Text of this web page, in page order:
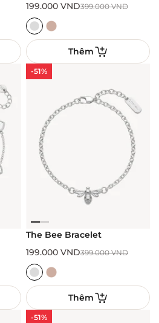
399.000VND
199.000 VND
Thêm
-51%
The Bee Bracelet
399.000VND
199.000 VND
Thêm
-51%